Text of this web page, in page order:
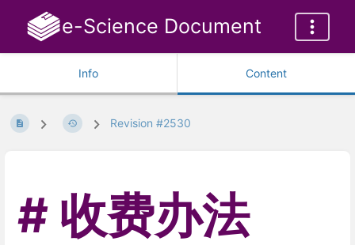
e-Science Document
Info Content
Revision #2530
收费办法